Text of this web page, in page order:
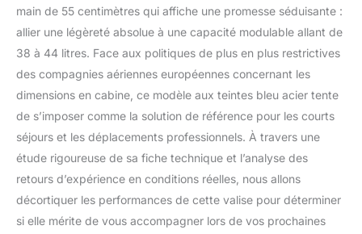
main de 55 centimètres qui affiche une promesse séduisante :
allier une légèreté absolue à une capacité modulable allant de
38 à 44 litres. Face aux politiques de plus en plus restrictives
des compagnies aériennes européennes concernant les
dimensions en cabine, ce modèle aux teintes bleu acier tente
de s’imposer comme la solution de référence pour les courts
séjours et les déplacements professionnels. À travers une
étude rigoureuse de sa fiche technique et l’analyse des
retours d’expérience en conditions réelles, nous allons
décortiquer les performances de cette valise pour déterminer
si elle mérite de vous accompagner lors de vos prochaines